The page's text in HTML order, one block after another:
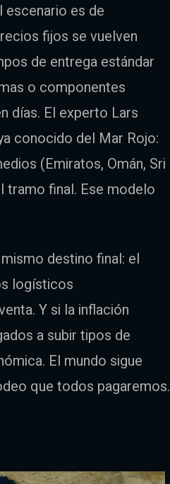
es de
fijos se vuelven
de entrega estándar
o componentes
días. El experto Lars
conocido del Mar Rojo:
(Emiratos, Omán, Sri
tramo final. Ese modelo
destino final: el
logísticos
Y si la inflación
a subir tipos de
El mundo sigue
que todos pagaremos.